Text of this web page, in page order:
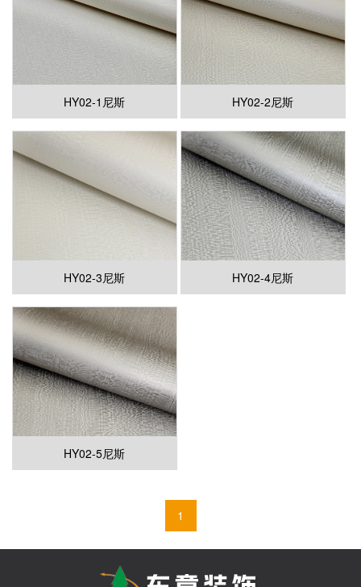
HY02-1尼斯 HY02-2尼斯
HY02-3尼斯 HY02-4尼斯
HY02-5尼斯
1